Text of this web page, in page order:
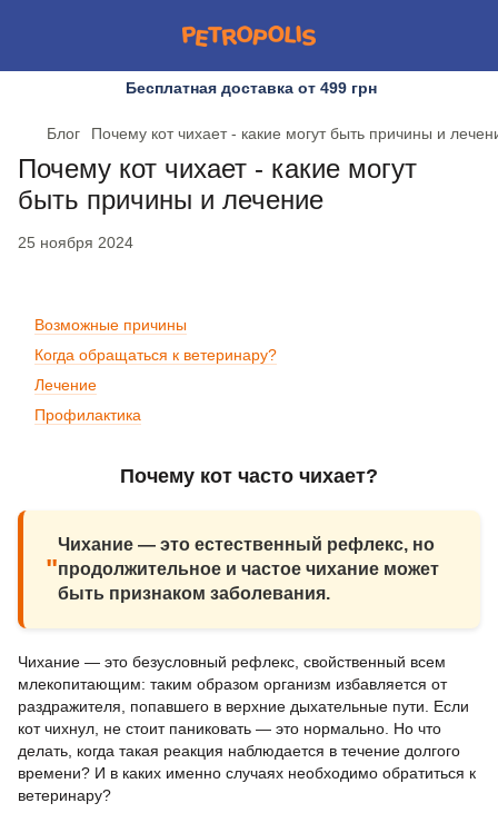
Бесплатная доставка от 499 грн
Блог Почему кот чихает - какие могут быть причины и
Почему кот чихает - какие могут
быть причины и лечение
25 ноября 2024
Возможные причины
Когда обращаться к ветеринару?
Лечение
Профилактика
Почему кот часто чихает?
"
Чихание — это естественный рефлекс, но
продолжительное и частое чихание может
быть признаком заболевания.
Чихание — это безусловный рефлекс, свойственный всем
млекопитающим: таким образом организм избавляется от
раздражителя, попавшего в верхние дыхательные пути. Если
кот чихнул, не стоит паниковать — это нормально. Но что
делать, когда такая реакция наблюдается в течение долгого
времени? И в каких именно случаях необходимо обратиться к
ветеринару?